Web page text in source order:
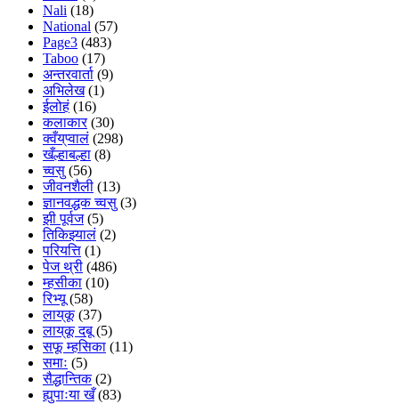
Nali (18)
National (57)
Page3 (483)
Taboo (17)
अन्तरवार्ता (9)
अभिलेख(1)
ईलोहं (16)
कलाकार(30)
क्वँय्‌प्वालं (298)
खँल्हाबल्हा (8)
च्वसु (56)
जीवनशैली (13)
ज्ञानवद्धक च्वसु (3)
झी पूर्वज(5)
तिकिझ्यालं (2)
परियत्ति (1)
पेज थ्री (486)
म्हसीका (10)
रिभ्यू (58)
लाय्‌कू(37)
लाय्‌कू दबू (5)
सफू म्हसिका (11)
समाः (5)
सैद्धान्तिक(2)
ह्युपाःया खँ(83)